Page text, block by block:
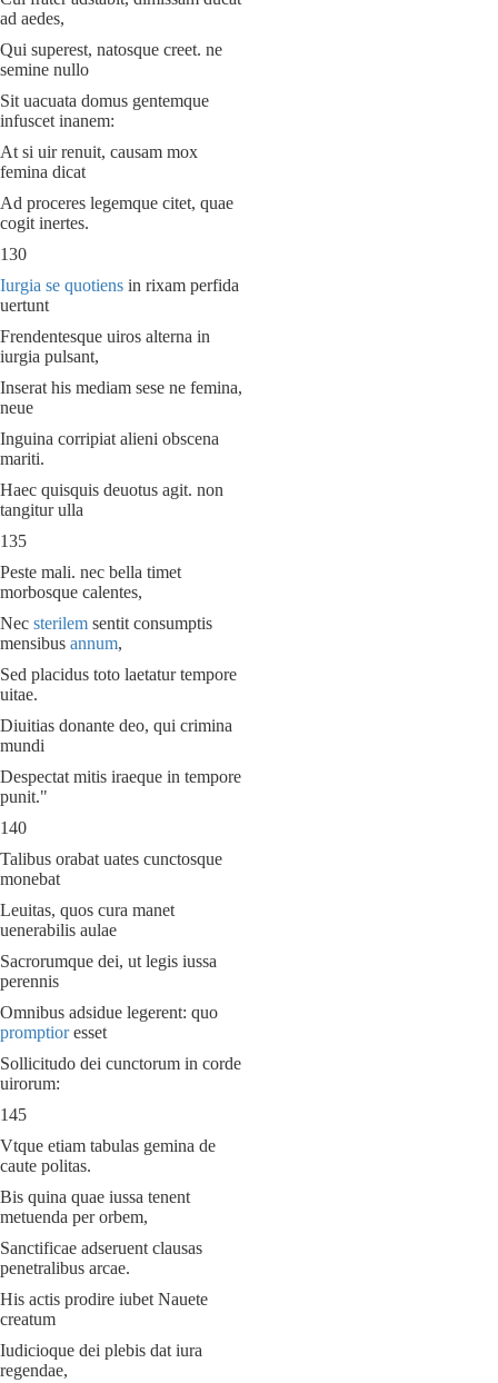
ad aedes,
Qui superest, natosque creet. ne
semine nullo
Sit uacuata domus gentemque
infuscet inanem:
At si uir renuit, causam mox
femina dicat
Ad proceres legemque citet, quae
cogit inertes.
130
Iurgia se quotiens in rixam perfida
uertunt
Frendentesque uiros alterna in
iurgia pulsant,
Inserat his mediam sese ne femina,
neue
Inguina corripiat alieni obscena
mariti.
Haec quisquis deuotus agit. non
tangitur ulla
135
Peste mali. nec bella timet
morbosque calentes,
Nec sterilem sentit consumptis
mensibus annum,
Sed placidus toto laetatur tempore
uitae.
Diuitias donante deo, qui crimina
mundi
Despectat mitis iraeque in tempore
punit."
140
Talibus orabat uates cunctosque
monebat
Leuitas, quos cura manet
uenerabilis aulae
Sacrorumque dei, ut legis iussa
perennis
Omnibus adsidue legerent: quo
promptioresset
Sollicitudo dei cunctorum in corde
uirorum:
145
Vtque etiam tabulas gemina de
caute politas.
Bis quina quae iussa tenent
metuenda per orbem,
Sanctificae adseruent clausas
penetralibus arcae.
His actis prodire iubet Nauete
creatum
Iudicioque dei plebis dat iura
regendae,